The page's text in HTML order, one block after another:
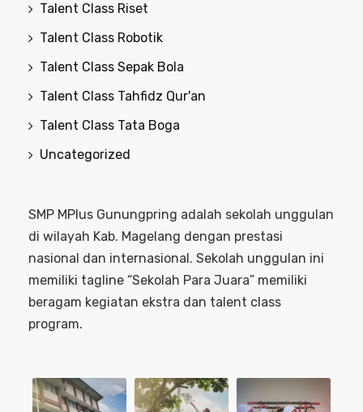
Talent Class Riset
Talent Class Robotik
Talent Class Sepak Bola
Talent Class Tahfidz Qur'an
Talent Class Tata Boga
Uncategorized
SMP MPlus Gunungpring adalah sekolah unggulan
di wilayah Kab. Magelang dengan prestasi
nasional dan internasional. Sekolah unggulan ini
memiliki tagline “Sekolah Para Juara” memiliki
beragam kegiatan ekstra dan talent class
program.